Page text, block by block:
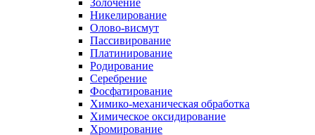
Золочение
Никелирование
Олово-висмут
Пассивирование
Платинирование
Родирование
Серебрение
Фосфатирование
Химико-механическая обработка
Химическое оксидирование
Хромирование